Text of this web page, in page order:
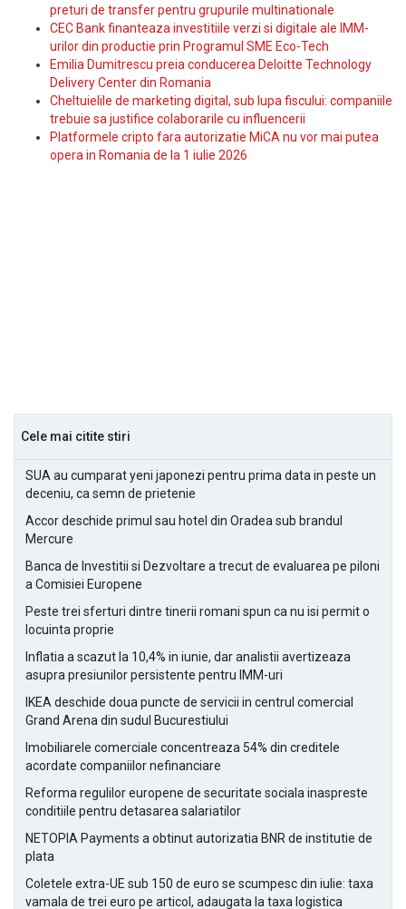
preturi de transfer pentru grupurile multinationale
CEC Bank finanteaza investitiile verzi si digitale ale IMM-
urilor din productie prin Programul SME Eco-Tech
Emilia Dumitrescu preia conducerea Deloitte Technology
Delivery Center din Romania
Cheltuielile de marketing digital, sub lupa fiscului: companiile
trebuie sa justifice colaborarile cu influencerii
Platformele cripto fara autorizatie MiCA nu vor mai putea
opera in Romania de la 1 iulie 2026
Cele mai citite stiri
SUA au cumparat yeni japonezi pentru prima data in peste un
deceniu, ca semn de prietenie
Accor deschide primul sau hotel din Oradea sub brandul
Mercure
Banca de Investitii si Dezvoltare a trecut de evaluarea pe piloni
a Comisiei Europene
Peste trei sferturi dintre tinerii romani spun ca nu isi permit o
locuinta proprie
Inflatia a scazut la 10,4% in iunie, dar analistii avertizeaza
asupra presiunilor persistente pentru IMM-uri
IKEA deschide doua puncte de servicii in centrul comercial
Grand Arena din sudul Bucurestiului
Imobiliarele comerciale concentreaza 54% din creditele
acordate companiilor nefinanciare
Reforma regulilor europene de securitate sociala inaspreste
conditiile pentru detasarea salariatilor
NETOPIA Payments a obtinut autorizatia BNR de institutie de
plata
Coletele extra-UE sub 150 de euro se scumpesc din iulie: taxa
vamala de trei euro pe articol, adaugata la taxa logistica